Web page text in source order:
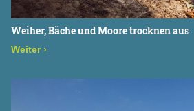
Weiher, Bäche und Moore trocknen aus
Weiter ›